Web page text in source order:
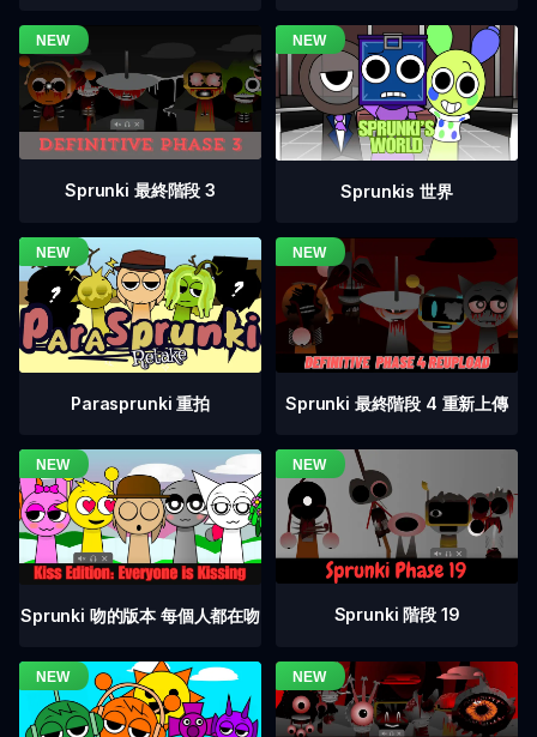
Sprunki 最終階段 3 Sprunkis 世界
Parasprunki 重拍 Sprunki 最終階段 4 重新上傳
Sprunki 吻的版本 每個人都在吻 Sprunki 階段 19